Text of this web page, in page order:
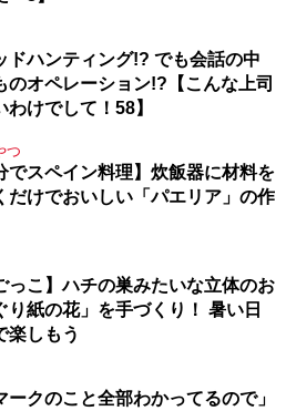
ドハンティング!? でも会話の中
のオペレーション!?【こんな上司
わけでして！58】
つ
でスペイン料理】炊飯器に材料を
だけでおいしい「パエリア」の作
っこ】ハチの巣みたいな立体のお
り紙の花」を手づくり！ 暑い日
楽しもう
ークのこと全部わかってるので」